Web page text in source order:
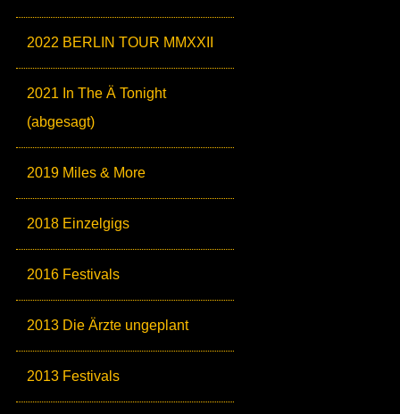
2022 BERLIN TOUR MMXXII
2021 In The Ä Tonight
(abgesagt)
2019 Miles & More
2018 Einzelgigs
2016 Festivals
2013 Die Ärzte ungeplant
2013 Festivals